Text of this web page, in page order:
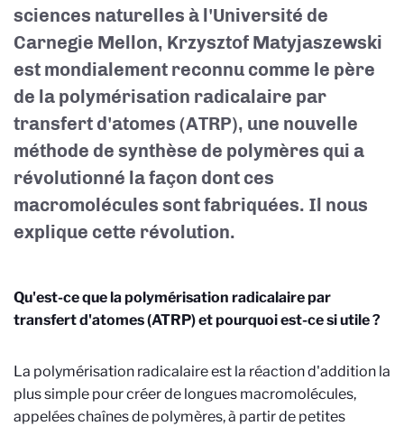
sciences naturelles à l'Université de
Carnegie Mellon, Krzysztof Matyjaszewski
est mondialement reconnu comme le père
de la polymérisation radicalaire par
transfert d'atomes (ATRP), une nouvelle
méthode de synthèse de polymères qui a
révolutionné la façon dont ces
macromolécules sont fabriquées. Il nous
explique cette révolution.
Qu'est-ce que la polymérisation radicalaire par
transfert d'atomes (ATRP) et pourquoi est-ce si utile ?
La polymérisation radicalaire est la réaction d'addition la
plus simple pour créer de longues macromolécules,
appelées chaînes de polymères, à partir de petites